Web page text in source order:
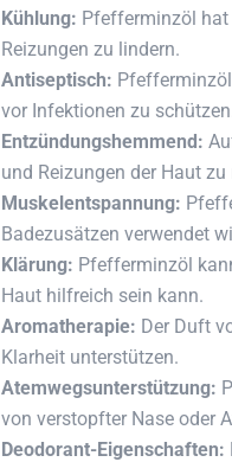
Kühlung: Pfefferminzöl hat
Reizungen zu lindern.
Antiseptisch:
vor Infektionen zu
Entzündungshemmend:
und Reizungen der Haut zu
Muskelentspannung:
Badezusätzen verwendet
Klärung: Pfefferminzöl
Haut hilfreich sein kann.
Aromatherapie: Der Duft
Klarheit unterstützen.
Atemwegsunterstützung:
von verstopfter Nase oder
Deodorant-Eigenschaften: